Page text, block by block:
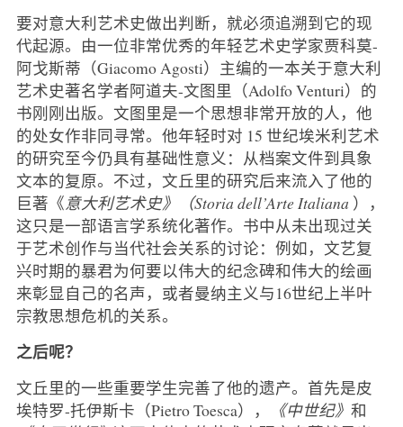
要对意大利艺术史做出判断，就必须追溯到它的现
代起源。由一位非常优秀的年轻艺术史学家贾科莫-
阿戈斯蒂（Giacomo Agosti）主编的一本关于意大利
艺术史著名学者阿道夫-文图里（Adolfo Venturi）的
书刚刚出版。文图里是一个思想非常开放的人，他
的处女作非同寻常。他年轻时对 15 世纪埃米利艺术
的研究至今仍具有基础性意义：从档案文件到具象
文本的复原。不过，文丘里的研究后来流入了他的
巨著《意大利艺术史》（Storia dell’Arte Italiana ），
这只是一部语言学系统化著作。书中从未出现过关
于艺术创作与当代社会关系的讨论：例如，文艺复
兴时期的暴君为何要以伟大的纪念碑和伟大的绘画
来彰显自己的名声，或者曼纳主义与16世纪上半叶
宗教思想危机的关系。
之后呢？
文丘里的一些重要学生完善了他的遗产。首先是皮
埃特罗-托伊斯卡（Pietro Toesca），
《中世纪》 和